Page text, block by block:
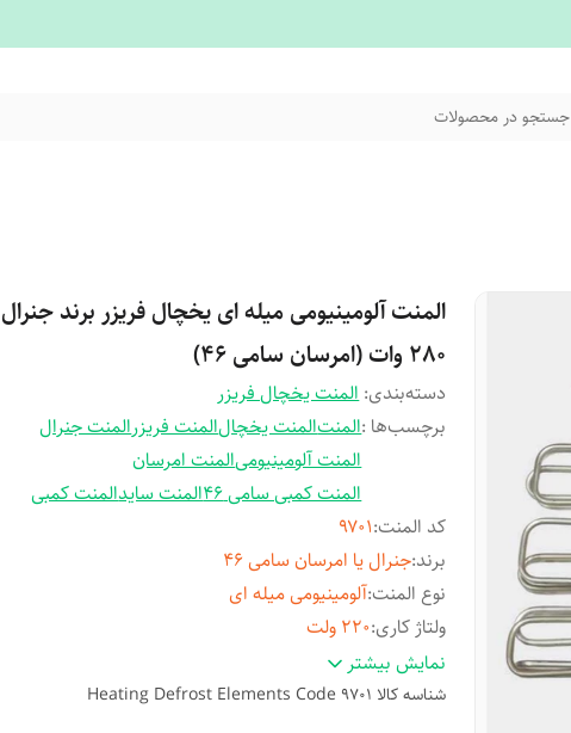
جستجو در محصولات
المنت آلومینیومی میله ای یخچال فریزر برند جنرال
280 وات (امرسان سامی ۴۶)
دسته‌بندی:المنت یخچال فریزر
برچسب‌ها :المنتالمنت یخچالالمنت فریزرالمنت جنرال
المنت آلومینیومیالمنت امرسان
المنت کمبی سامی 46
المنت سایدالمنت کمبی
کد المنت:۹۷۰۱
برند:جنرال یا امرسان سامی ۴۶
نوع المنت:آلومینیومی میله ای
ولتاژ کاری:۲۲۰ ولت
وات المنت:
280W
ابعاد طول و عرض:۳۵ در ۳۹ سانتی متر
نمایش بیشتر
شناسه کالا Heating Defrost Elements Code 9701